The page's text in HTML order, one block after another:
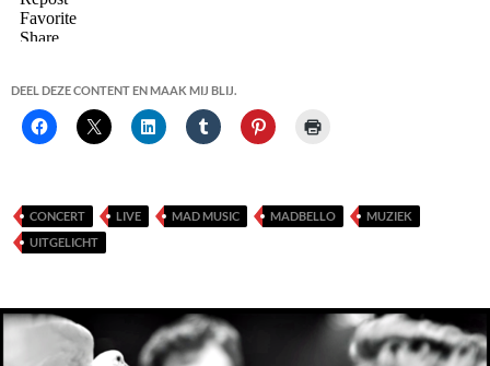
DEEL DEZE CONTENT EN MAAK MIJ BLIJ.
CONCERT LIVE MAD MUSIC MADBELLO
MUZIEK
UITGELICHT